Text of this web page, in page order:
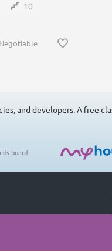
10
Negotiable
and developers. A free
board